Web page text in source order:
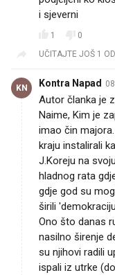
i sjeverni
1
0
UČITAJTE JOŠ 1
KN Kontra Napad
Autor članka je
Naime, Kim je
imao čin
kraju instalirali
J.Koreju na
hladnog rata
gdje god su
širili
Ono što danas
nasilno širenje
su njihovi radili
ispali iz utrke